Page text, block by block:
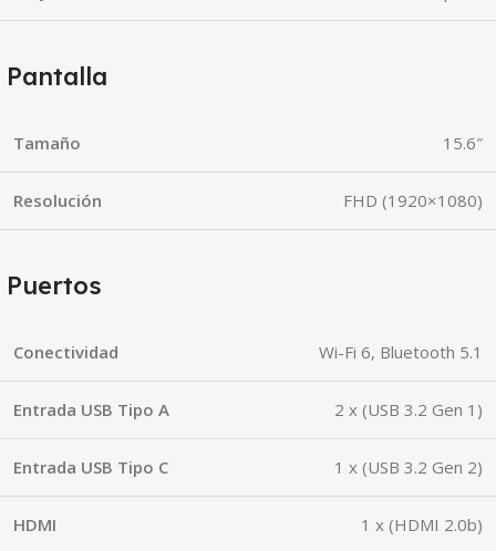
Pantalla
Tamaño 15.6″
Resolución FHD (1920×1080)
Puertos
Conectividad Wi-Fi 6, Bluetooth 5.1
Entrada USB Tipo A 2 x (USB 3.2 Gen 1)
Entrada USB Tipo C 1 x (USB 3.2 Gen 2)
HDMI 1 x (HDMI 2.0b)